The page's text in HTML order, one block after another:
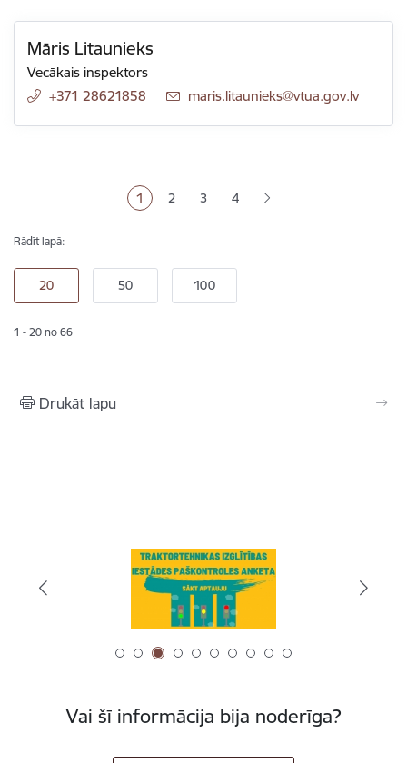
Māris Litaunieks
Vecākais inspektors
+371 28621858
E-pasts:
maris.litaunieks@vtua.gov.lv
Pašreizējā lapa
1 Lapa
2 Lapa
3 Lapa
4
Rādīt lapā:
1 - 20 no 66
Drukāt lapu
Vai šī informācija bija noderīga?